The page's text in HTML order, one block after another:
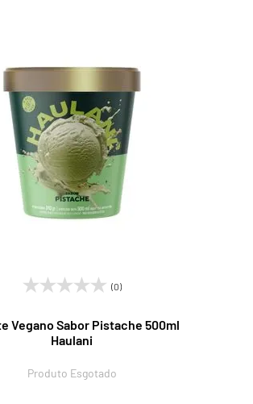
(0)
Vegano Sabor Pistache 500ml
Haulani
Produto Esgotado